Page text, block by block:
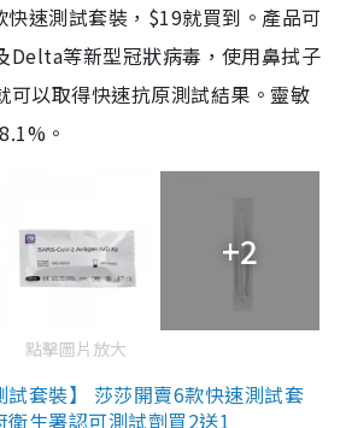
快速測試套裝，$19就買到。產品可
Delta等新型冠狀病毒，使用鼻拭子
可以取得快速抗原測試結果。靈敏
。
+2
點擊圖片放大
試套裝】 莎莎開賣6款快速測試套
生署認可測試劑買2送1